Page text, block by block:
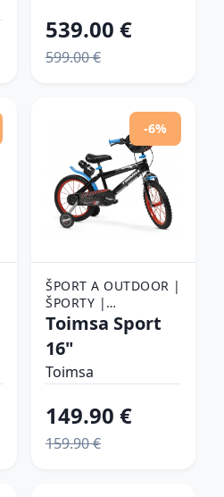
cm)
539.00 €
599.00 €
-6%
ŠPORT A OUTDOOR |
ŠPORTY |
CYKLISTIKA |
Toimsa Sport
16"
Toimsa
149.90 €
159.90 €